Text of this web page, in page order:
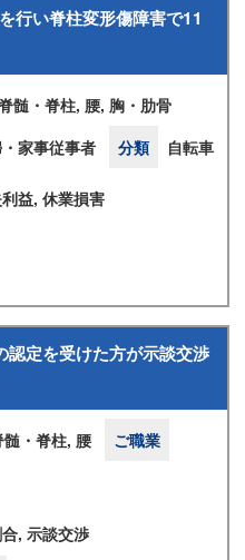
行い脊柱変形傷障害で11
髄・脊柱, 腰, 胸・肋骨
家事従事者 分類 自転車
益, 休業損害
認定を受けた方が示談交渉
髄・脊柱, 腰
ご職業
, 示談交渉